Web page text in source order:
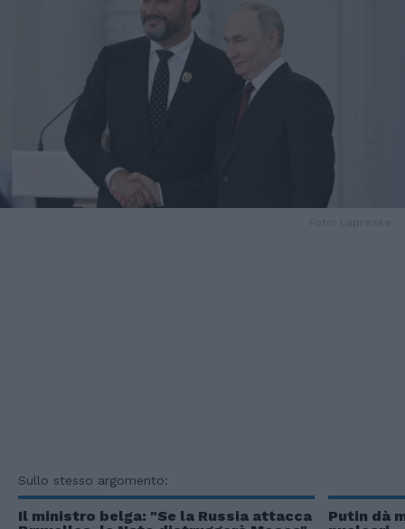
Sullo stesso argomento:
Il ministro belga: "Se la Russia attacca
Putin dà